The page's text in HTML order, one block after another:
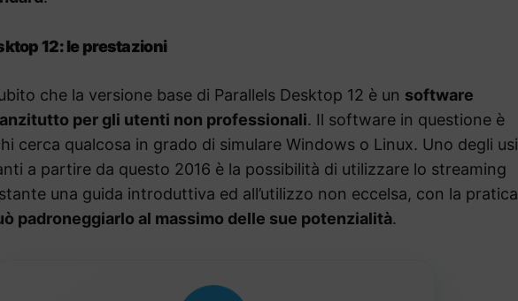
12: le prestazioni
che la versione base di Parallels Desktop 12 è un software
per gli utenti non professionali. Il software in questione è
cerca qualcosa in grado di simulare Windows o Linux. Uno degli usi
a partire da questo 2016 è la possibilità di utilizzare lo streaming
una guida introduttiva ed all’utilizzo non eccelsa, con la pratica
padroneggiarlo al massimo delle sue potenzialità.